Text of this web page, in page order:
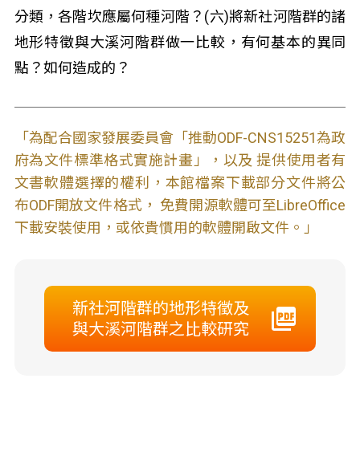
分類，各階坎應屬何種河階？(六)將新社河階群的諸
地形特徵與大溪河階群做一比較，有何基本的異同
點？如何造成的？
「為配合國家發展委員會「推動ODF-CNS15251為政
府為文件標準格式實施計畫」，以及 提供使用者有
文書軟體選擇的權利，本館檔案下載部分文件將公
布ODF開放文件格式， 免費開源軟體可至LibreOffice
下載安裝使用，或依貴慣用的軟體開啟文件。」
新社河階群的地形特徵及
與大溪河階群之比較研究